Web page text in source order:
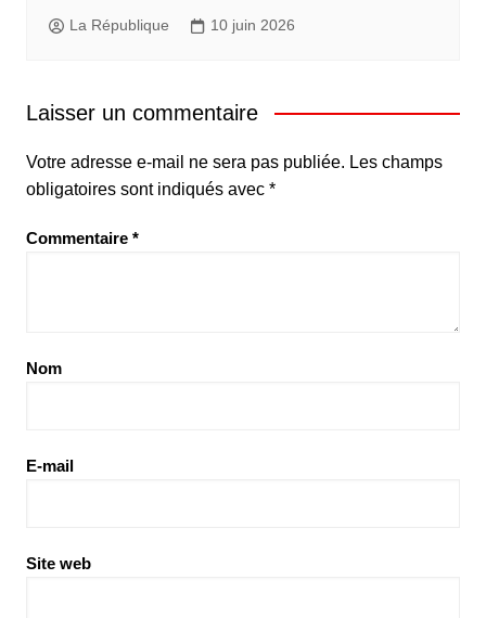
La République 10 juin 2026
Laisser un commentaire
Votre adresse e-mail ne sera pas publiée. Les champs
obligatoires sont indiqués avec *
Commentaire *
Nom
E-mail
Site web